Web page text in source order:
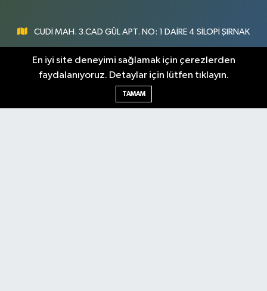
CUDİ MAH. 3.CAD GÜL APT. NO: 1 DAİRE 4 SİLOPİ ŞIRNAK
0547 300 73 73
[email protected]
En iyi site deneyimi sağlamak için çerezlerden
faydalanıyoruz. Detaylar için lütfen tıklayın.
TAMAM